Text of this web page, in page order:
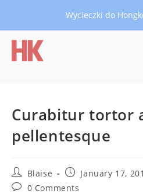
Wycieczki do
Curabitur tortor
pellentesque
Post
author:
Blaise
Post
published:
January 17,
Post0 Comments